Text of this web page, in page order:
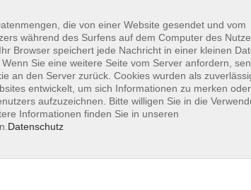
angepasst.
11 - 60plus!"
die von einer Website gesendet und vom
während des Surfens auf dem Computer des
Browser speichert jede Nachricht in einer kleinen
Sie eine weitere Seite vom Server anfordern,
an den Server zurück. Cookies wurden als
entwickelt, um sich Informationen zu merken
aufzuzeichnen. Bitte willigen Sie in die
Informationen finden Sie in unseren
Datenschutz